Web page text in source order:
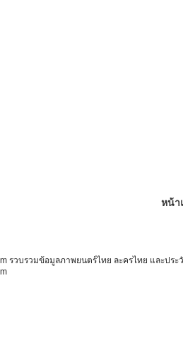
หน้า
รวบรวมข้อมูลภาพยนตร์ไทย ละครไทย และป